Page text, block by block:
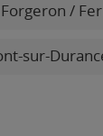
Forgeron /
sur-